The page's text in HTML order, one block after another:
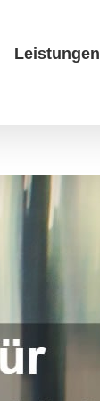
Leistungen